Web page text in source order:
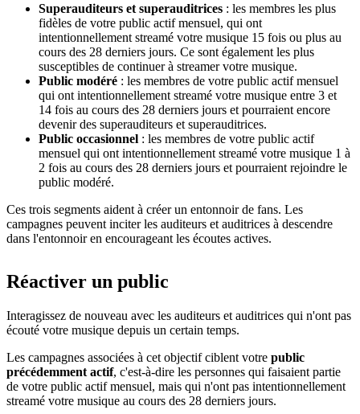
Superauditeurs et superauditrices : les membres les plus
fidèles de votre public actif mensuel, qui ont
intentionnellement streamé votre musique 15 fois ou plus au
cours des 28 derniers jours. Ce sont également les plus
susceptibles de continuer à streamer votre musique.
Public modéré : les membres de votre public actif mensuel
qui ont intentionnellement streamé votre musique entre 3 et
14 fois au cours des 28 derniers jours et pourraient encore
devenir des superauditeurs et superauditrices.
Public occasionnel : les membres de votre public actif
mensuel qui ont intentionnellement streamé votre musique 1 à
2 fois au cours des 28 derniers jours et pourraient rejoindre le
public modéré.
Ces trois segments aident à créer un entonnoir de fans. Les
campagnes peuvent inciter les auditeurs et auditrices à descendre
dans l'entonnoir en encourageant les écoutes actives.
Réactiver un public
Interagissez de nouveau avec les auditeurs et auditrices qui n'ont pas
écouté votre musique depuis un certain temps.
Les campagnes associées à cet objectif ciblent votre public
précédemment actif, c'est-à-dire les personnes qui faisaient partie
de votre public actif mensuel, mais qui n'ont pas intentionnellement
streamé votre musique au cours des 28 derniers jours.